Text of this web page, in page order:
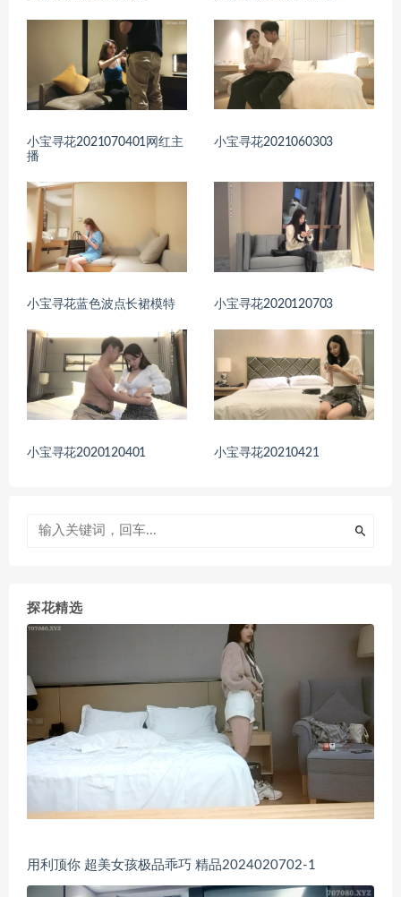
小宝寻花2021070401网红主
播
小宝寻花2021060303
小宝寻花蓝色波点长裙模特 小宝寻花2020120703
小宝寻花2020120401 小宝寻花20210421
探花精选
用利顶你 超美女孩极品乖巧 精品2024020702-1